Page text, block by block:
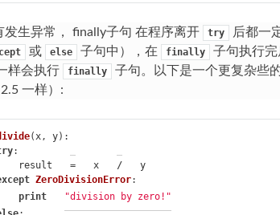
生异常， finally子句 在程序离开 try 后都一
或 else 子句中），在 finally 子句执行完
样会执行
finally 子句。以下是一个更复杂些
一样）:
(x, y):
:
result = x /
y
ZeroDivisionError:
print
"division by zero!"